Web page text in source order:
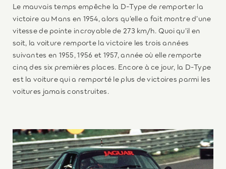
Le mauvais temps empêche la D-Type de remporter la
victoire au Mans en 1954, alors qu’elle a fait montre d’une
vitesse de pointe incroyable de 273 km/h. Quoi qu’il en
soit, la voiture remporte la victoire les trois années
suivantes en 1955, 1956 et 1957, année où elle remporte
cinq des six premières places. Encore à ce jour, la D-Type
est la voiture qui a remporté le plus de victoires parmi les
voitures jamais construites.